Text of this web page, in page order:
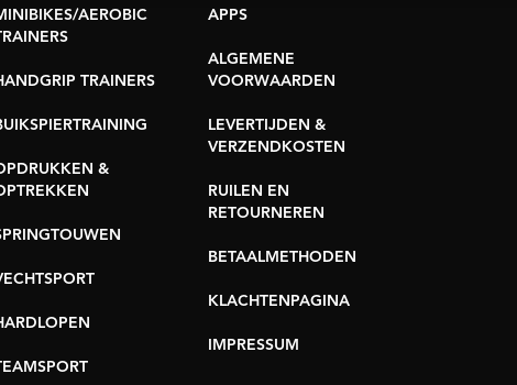
AEROBIC
TRAINERS
&
APPS
ALGEMENE
VOORWAARDEN
LEVERTIJDEN &
VERZENDKOSTEN
RUILEN EN
RETOURNEREN
BETAALMETHODEN
KLACHTENPAGINA
IMPRESSUM